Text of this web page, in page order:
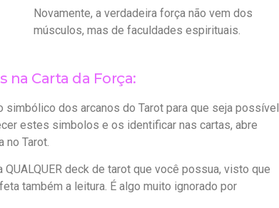
Novamente, a verdadeira força não vem dos
músculos, mas de faculdades espirituais.
Carta da Força:
dos arcanos do Tarot para que seja possível
estes simbolos e os identificar nas cartas, abre
Tarot.
deck de tarot que você possua, visto que
também a leitura. É algo muito ignorado por